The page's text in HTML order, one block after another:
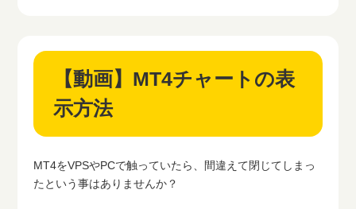
【動画】MT4チャートの表
示方法
MT4をVPSやPCで触っていたら、間違えて閉じてしまっ
たという事はありませんか？